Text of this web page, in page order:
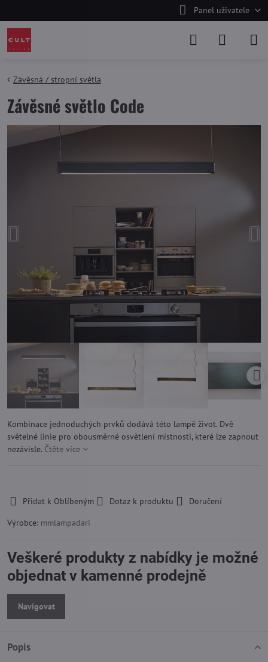
Panel uživatele
Závěsná / stropní světla
Závěsné světlo Code
Kombinace jednoduchých prvků dodává této lampě život. Dvě
světelné linie pro obousměrné osvětlení místnosti, které lze zapnout
nezávisle. Čtěte více
Přidat k Oblíbeným
Dotaz k produktu
Doručení
Výrobce: mmlampadari
Veškeré produkty z nabídky je možné
objednat v kamenné prodejně
Navigovat
Popis